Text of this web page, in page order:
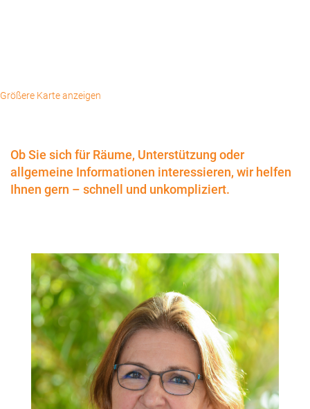
Größere Karte anzeigen
Ob Sie sich für Räume, Unterstützung oder
allgemeine Informationen interessieren, wir helfen
Ihnen gern – schnell und unkompliziert.